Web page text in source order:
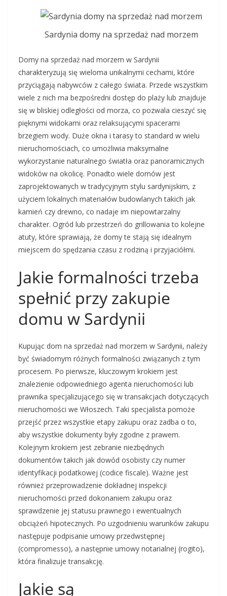
Sardynia domy na sprzedaż nad morzem
Domy na sprzedaż nad morzem w Sardynii
charakteryzują się wieloma unikalnymi cechami, które
przyciągają nabywców z całego świata. Przede wszystkim
wiele z nich ma bezpośredni dostęp do plaży lub znajduje
się w bliskiej odległości od morza, co pozwala cieszyć się
pięknymi widokami oraz relaksującymi spacerami
brzegiem wody. Duże okna i tarasy to standard w wielu
nieruchomościach, co umożliwia maksymalne
wykorzystanie naturalnego światła oraz panoramicznych
widoków na okolicę. Ponadto wiele domów jest
zaprojektowanych w tradycyjnym stylu sardynijskim, z
użyciem lokalnych materiałów budowlanych takich jak
kamień czy drewno, co nadaje im niepowtarzalny
charakter. Ogród lub przestrzeń do grillowania to kolejne
atuty, które sprawiają, że domy te stają się idealnym
miejscem do spędzania czasu z rodziną i przyjaciółmi.
Jakie formalności trzeba
spełnić przy zakupie
domu w Sardynii
Kupując dom na sprzedaż nad morzem w Sardynii, należy
być świadomym różnych formalności związanych z tym
procesem. Po pierwsze, kluczowym krokiem jest
znalezienie odpowiedniego agenta nieruchomości lub
prawnika specjalizującego się w transakcjach dotyczących
nieruchomości we Włoszech. Taki specjalista pomoże
przejść przez wszystkie etapy zakupu oraz zadba o to,
aby wszystkie dokumenty były zgodne z prawem.
Kolejnym krokiem jest zebranie niezbędnych
dokumentów takich jak dowód osobisty czy numer
identyfikacji podatkowej (codice fiscale). Ważne jest
również przeprowadzenie dokładnej inspekcji
nieruchomości przed dokonaniem zakupu oraz
sprawdzenie jej statusu prawnego i ewentualnych
obciążeń hipotecznych. Po uzgodnieniu warunków zakupu
następuje podpisanie umowy przedwstępnej
(compromesso), a następnie umowy notarialnej (rogito),
która finalizuje transakcję.
Jakie są